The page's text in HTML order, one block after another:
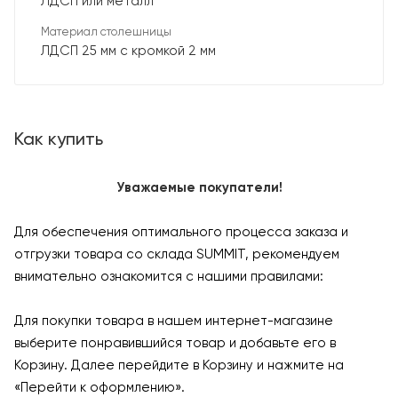
Материал столешницы
ЛДСП 25 мм с кромкой 2 мм
Как купить
Уважаемые покупатели!
Для обеспечения оптимального процесса заказа и
отгрузки товара со склада SUMMIT, рекомендуем
внимательно ознакомится с нашими правилами:
Для покупки товара в нашем интернет-магазине
выберите понравившийся товар и добавьте его в
Корзину. Далее перейдите в Корзину и нажмите на
«Перейти к оформлению».